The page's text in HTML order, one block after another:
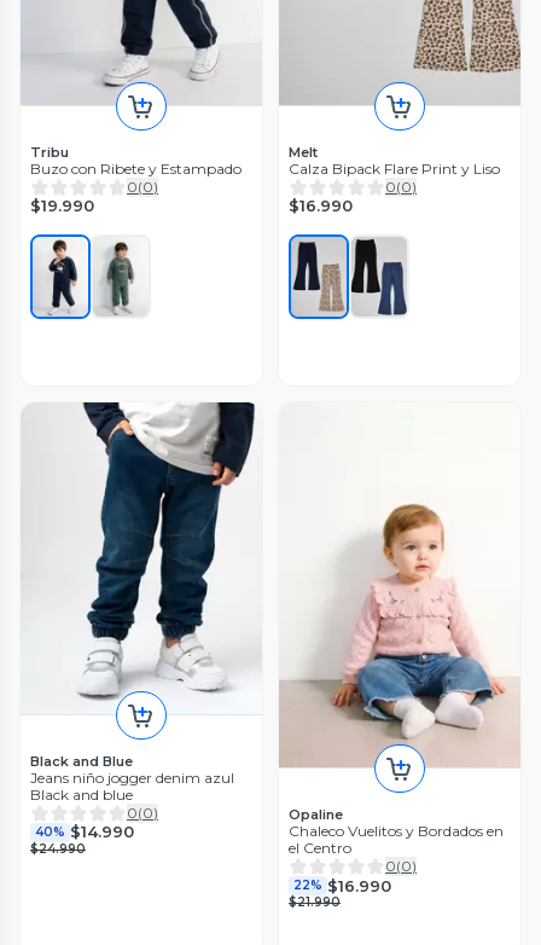
Tribu
Buzo con Ribete y Estampado
0(0)
$19.990
Melt
Calza Bipack Flare Print y Liso
0(0)
$16.990
Black and Blue
Jeans niño jogger denim azul
Black and blue
0(0)
40% $14.990
$24.990
Opaline
Chaleco Vuelitos y Bordados en
el Centro
0(0)
22% $16.990
$21.990